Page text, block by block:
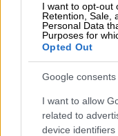
I want to opt-out
Retention, Sale,
Personal Data
Purposes for
Opted Out
Google consents
I want to allow
related to
device identifiers
Αθλητισμός|
SuperLeague:
στα εισιτήρια
Ο μέσος όρος
5.433 της